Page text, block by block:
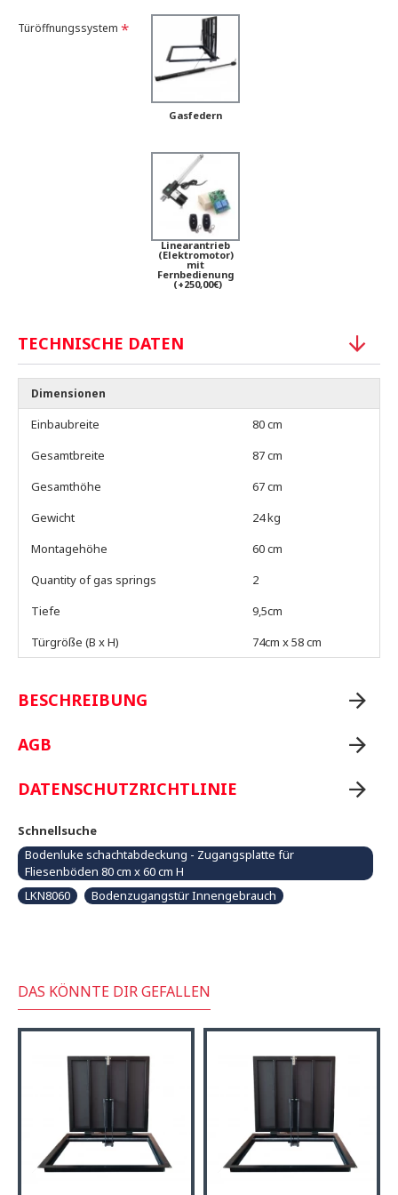
Türöffnungssystem
Gasfedern
Linearantrieb
(Elektromotor)
mit
Fernbedienung
(+250,00€)
TECHNISCHE DATEN
Dimensionen
Einbaubreite
80 cm
Gesamtbreite
87 cm
Gesamthöhe
67 cm
Gewicht
24 kg
Montagehöhe
60 cm
Quantity of gas springs
2
Tiefe
9,5cm
Türgröße (B x H)
74cm x 58 cm
BESCHREIBUNG
AGB
DATENSCHUTZRICHTLINIE
Schnellsuche
Bodenluke schachtabdeckung - Zugangsplatte für
Fliesenböden 80 cm x 60 cm H
LKN8060
Bodenzugangstür Innengebrauch
DAS KÖNNTE DIR GEFALLEN